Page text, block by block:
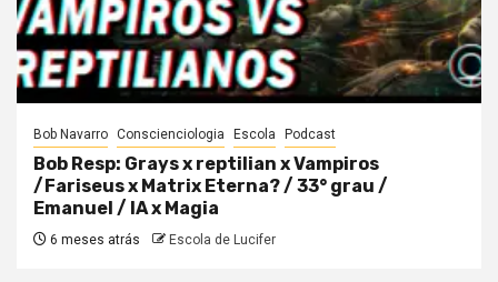
Bob Navarro Conscienciologia Escola Podcast
Bob Resp: Grays x reptilian x Vampiros
/Fariseus x Matrix Eterna? / 33° grau /
Emanuel / IA x Magia
6 meses atrás Escola de Lucifer